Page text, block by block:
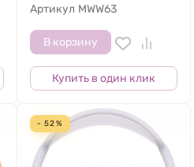
Артикул MWW63
В корзину
Купить в один клик
- 52%